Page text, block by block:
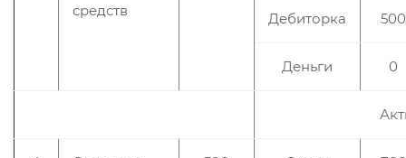
средств
Дебиторка 500
Деньги 0